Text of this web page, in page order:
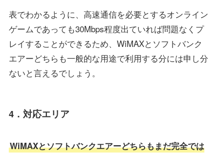
表でわかるように、高速通信を必要とするオンライン
ゲームであっても30Mbps程度出ていれば問題なくプ
レイすることができるため、WiMAXとソフトバンク
エアーどちらも一般的な用途で利用する分には申し分
ないと言えるでしょう。
4．対応エリア
WiMAXとソフトバンクエアーどちらもまだ完全では